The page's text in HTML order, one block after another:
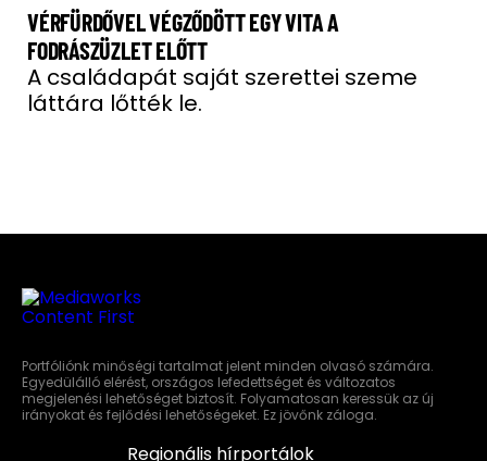
VÉRFÜRDŐVEL VÉGZŐDÖTT EGY VITA A
FODRÁSZÜZLET ELŐTT
A családapát saját szerettei szeme
láttára lőtték le.
Portfóliónk minőségi tartalmat jelent minden olvasó számára.
Egyedülálló elérést, országos lefedettséget és változatos
megjelenési lehetőséget biztosít. Folyamatosan keressük az új
irányokat és fejlődési lehetőségeket. Ez jövőnk záloga.
Regionális hírportálok